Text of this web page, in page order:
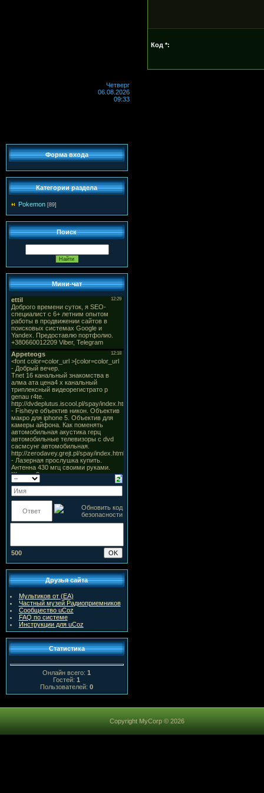
Код *:
Четверг
06.08.2026
09:33
Форма входа
Категории раздела
Pokemon [89]
Поиск
Мини-чат
500
Друзья сайта
Мультиков от (ЕА)
Частный музей Радиоприемников
Сообщество uCoz
FAQ по системе
Инструкции для uCoz
Статистика
Онлайн всего:1
Гостей:1
Пользователей:0
Copyright MyCorp © 2026